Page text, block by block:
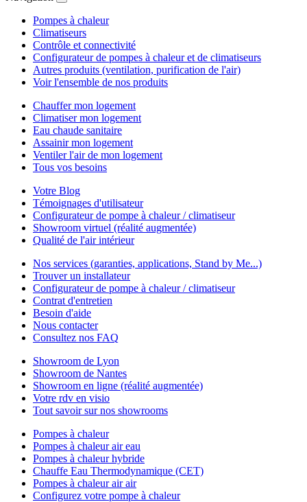
Pompes à chaleur
Climatiseurs
Contrôle et connectivité
Configurateur de pompes à chaleur et de climatiseurs
Autres produits (ventilation, purification de l'air)
Voir l'ensemble de nos produits
Chauffer mon logement
Climatiser mon logement
Eau chaude sanitaire
Assainir mon logement
Ventiler l'air de mon logement
Tous vos besoins
Votre Blog
Témoignages d'utilisateur
Configurateur de pompe à chaleur / climatiseur
Showroom virtuel (réalité augmentée)
Qualité de l'air intérieur
Nos services (garanties, applications, Stand by Me...)
Trouver un installateur
Configurateur de pompe à chaleur / climatiseur
Contrat d'entretien
Besoin d'aide
Nous contacter
Consultez nos FAQ
Showroom de Lyon
Showroom de Nantes
Showroom en ligne (réalité augmentée)
Votre rdv en visio
Tout savoir sur nos showrooms
Pompes à chaleur
Pompes à chaleur air eau
Pompes à chaleur hybride
Chauffe Eau Thermodynamique (CET)
Pompes à chaleur air air
Configurez votre pompe à chaleur